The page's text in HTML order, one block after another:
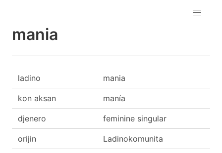
mania
ladino mania
kon aksan manía
djenero feminine singular
orijin Ladinokomunita